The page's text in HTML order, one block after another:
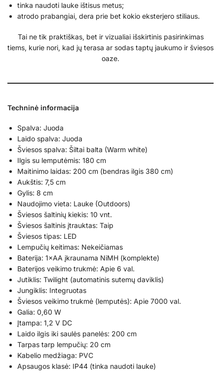
tinka naudoti lauke ištisus metus;
atrodo prabangiai, dera prie bet kokio eksterjero stiliaus.
Tai ne tik praktiškas, bet ir vizualiai išskirtinis pasirinkimas
tiems, kurie nori, kad jų terasa ar sodas taptų jaukumo ir šviesos
oaze.
Techninė informacija
Spalva: Juoda
Laido spalva: Juoda
Šviesos spalva: Šiltai balta (Warm white)
Ilgis su lemputėmis: 180 cm
Maitinimo laidas: 200 cm (bendras ilgis 380 cm)
Aukštis: 7,5 cm
Gylis: 8 cm
Naudojimo vieta: Lauke (Outdoors)
Šviesos šaltinių kiekis: 10 vnt.
Šviesos šaltinis įtrauktas: Taip
Šviesos tipas: LED
Lempučių keitimas: Nekeičiamas
Baterija: 1×AA įkraunama NiMH (komplekte)
Baterijos veikimo trukmė: Apie 6 val.
Jutiklis: Twilight (automatinis sutemų daviklis)
Jungiklis: Integruotas
Šviesos veikimo trukmė (lemputės): Apie 7000 val.
Galia: 0,60 W
Įtampa: 1,2 V DC
Laido ilgis iki saulės panelės: 200 cm
Tarpas tarp lempučių: 20 cm
Kabelio medžiaga: PVC
Apsaugos klasė: IP44 (tinka naudoti lauke)